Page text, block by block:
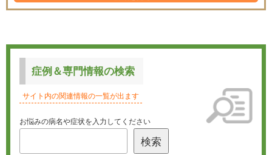
症例＆専門情報の検索
サイト内の関連情報の一覧が出ます
お悩みの病名や症状を入力してください